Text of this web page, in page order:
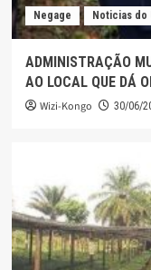
Negage Noticias do
ADMINISTRAÇÃO
AO LOCAL QUE DÁ
Wizi-Kongo 30/06/